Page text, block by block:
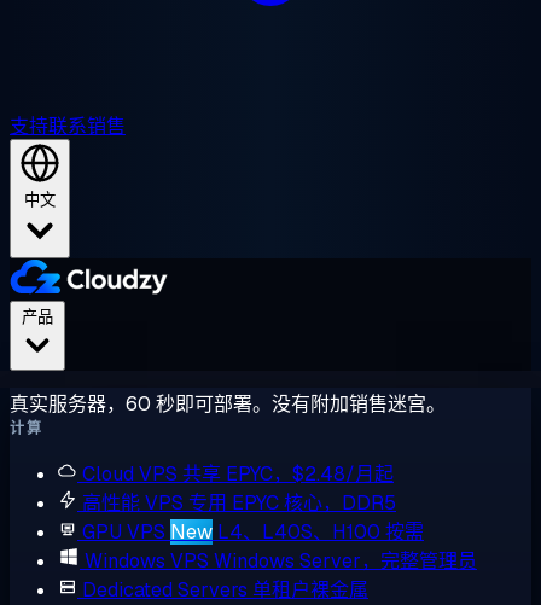
支持联系销售
中文
真实服务器，60 秒即可部署。没有附加销售迷宫。
计算
Cloud VPS 共享 EPYC，$2.48/月起
高性能 VPS 专用 EPYC 核心，DDR5
GPU VPS New L4、L40S、H100 按需
Windows VPS Windows Server，完整管理员
Dedicated Servers 单租户裸金属